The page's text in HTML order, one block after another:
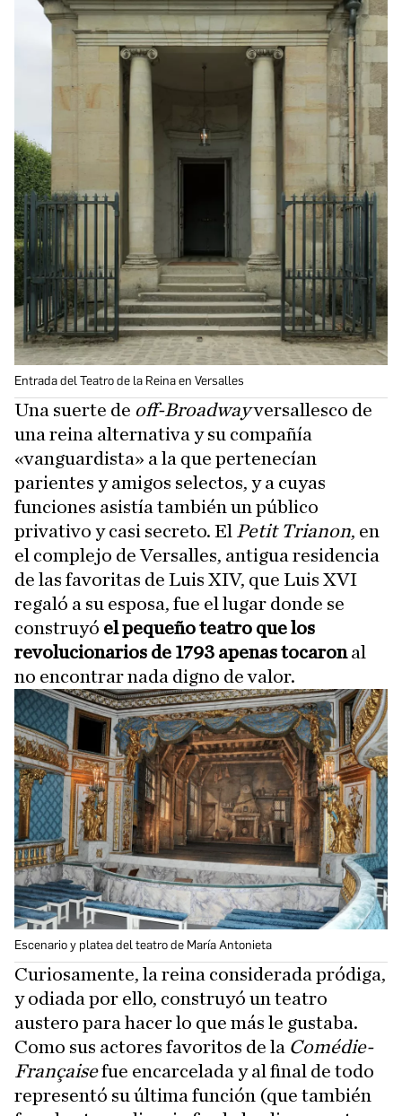
Entrada del Teatro de la Reina en Versalles
Una suerte de off-Broadwayversallesco de
una reina alternativa y su compañía
«vanguardista» a la que pertenecían
parientes y amigos selectos, y a cuyas
funciones asistía también un público
privativo y casi secreto. El Petit Trianon, en
el complejo de Versalles, antigua residencia
de las favoritas de Luis XIV, que Luis XVI
regaló a su esposa, fue el lugar donde se
construyó el pequeño teatro que los
revolucionarios de 1793 apenas tocaronal
no encontrar nada digno de valor.
Escenario y platea del teatro de María Antonieta
Curiosamente, la reina considerada pródiga,
y odiada por ello, construyó un teatro
austero para hacer lo que más le gustaba.
Como sus actores favoritos de la Comédie-
Françaisefue encarcelada y al final de todo
representó su última función (que también